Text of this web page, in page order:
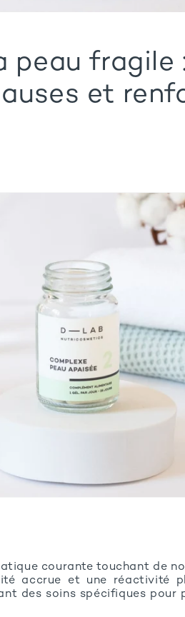
peau fragile
et
courante touchant de
accrue et une réactivité
des soins spécifiques pour